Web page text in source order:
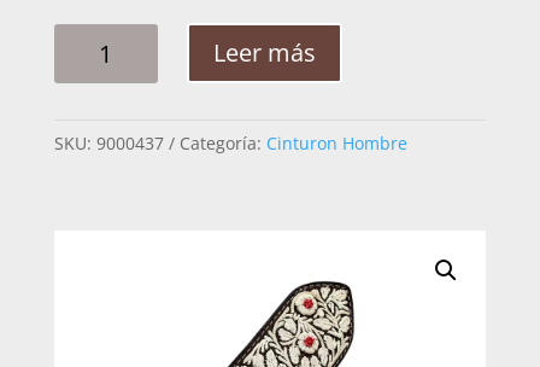
HOMBRE
2"
Leer más
SKU: 9000437 Categoría: Cinturon Hombre